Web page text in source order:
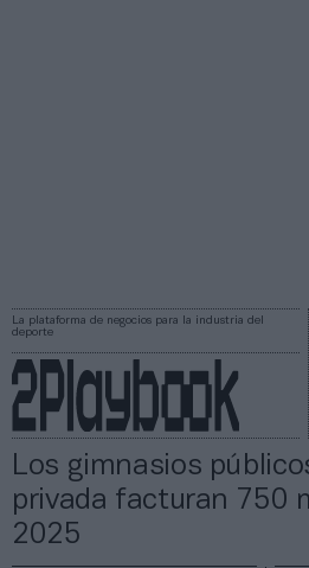
La plataforma de negocios para la industria del
deporte
Los gimnasios
privada facturan 750
2025